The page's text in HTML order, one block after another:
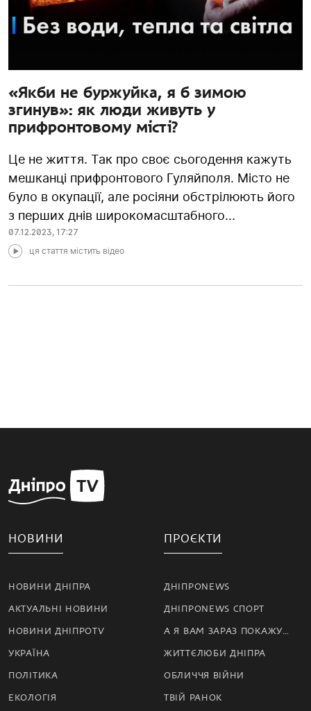
«Якби не буржуйка, я б зимою
згинув»: як люди живуть у
прифронтовому місті?
Це не життя. Так про своє сьогодення кажуть
мешканці прифронтового Гуляйполя. Місто не
було в окупації, але росіяни обстрілюють його
з перших днів широкомасштабного...
07.12.2023, 17:27
ця стаття містить відео
НОВИНИ
НОВИНИ ДНІПРА
АКТУАЛЬНІ НОВИНИ
НОВИНИ ДНІПРОTV
УКРАЇНА
ПОЛІТИКА
ЕКОЛОГІЯ
ПРОЄКТИ
ДНІПРОNEWS
ДНІПРОNEWS СПОРТ
А Я ВАМ ЗАРАЗ ПОКАЖУ…
ЖИТТЄЛЮБИ ДНІПРА
ОБЛИЧЧЯ ВІЙНИ
ТВІЙ РАНОК